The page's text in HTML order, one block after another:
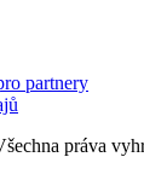
partnery
práva